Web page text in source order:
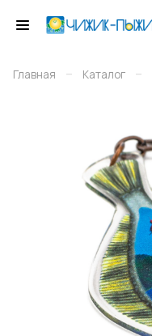
Главная – Каталог –